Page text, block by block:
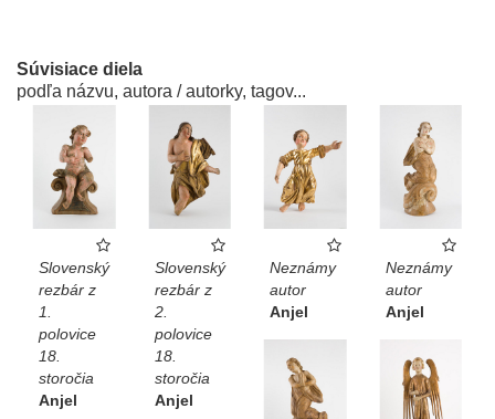
Súvisiace diela
podľa názvu, autora / autorky, tagov...
Slovenský
rezbár z
1.
polovice
18.
storočia
Anjel
Slovenský
rezbár z
2.
polovice
18.
storočia
Anjel
Neznámy
autor
Anjel
Neznámy
autor
Anjel